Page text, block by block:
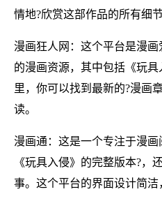
情地?欣赏这部作品的所有细节
漫画狂人网：这个平台是漫
的漫画资源，其中包括《玩
里，你可以找到最新的?漫画
读。
漫画通：这是一个专注于漫
《玩具入侵》的完整版本?，
事。这个平台的界面设计简洁